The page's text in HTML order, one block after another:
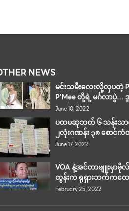
NEWS
မင်းသမီးလေးလို့လှပတဲ့
P’Mee တို့ရဲ့ မင်္ဂလာပွဲ…
လက်စွပ်ဝတ်ပေးနေတဲ့ ချို
ကို ထုတ်ပြ…
June 10, 2022
ပထမဆုဘတ် ၆ သန်းသ
၂လုံးဂဏန်း ၃၈ စောင်
ကောင်းခဲ့တဲ့ကံထူးရှင်
June 17, 2022
VOA နဲ့အင်တာဗျူးမှာဗိုလ်
ထွန်းက ရုရှားဘက်ကထေ
February 25, 2022